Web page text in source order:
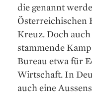
die genannt
Österreichischen
Kreuz. Doch
stammende
Bureau etwa für
Wirtschaft. In
auch eine